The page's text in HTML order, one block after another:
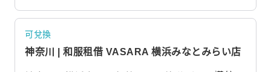
可兌換
神奈川 | 和服租借 VASARA 横浜みなとみらい店